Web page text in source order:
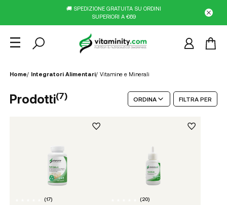
🚚 SPEDIZIONE GRATUITA SU ORDINI
SUPERIORI A €69
Home/ Integratori Alimentari/ Vitamine e Minerali
Prodotti(7) ORDINA FILTRA PER
(17) (20)